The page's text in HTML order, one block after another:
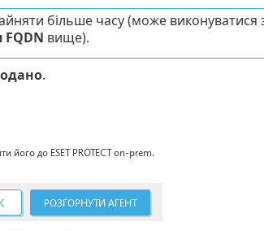
більше часу (може
вище).
.